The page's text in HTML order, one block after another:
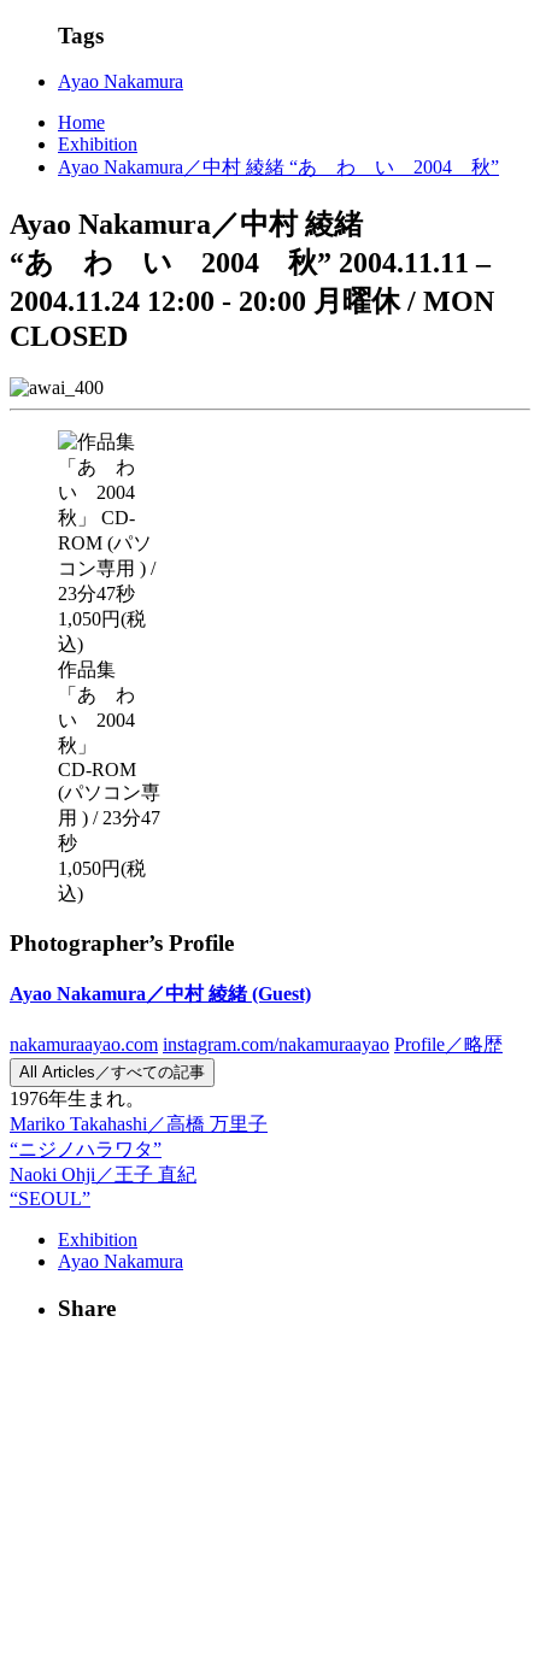
Tags
Ayao Nakamura
Home
Exhibition
Ayao Nakamura／中村 綾緒 “あ わ い 2004 秋”
Ayao Nakamura／中村 綾緒
“あ わ い 2004 秋” 2004.11.11 –
2004.11.24 12:00 - 20:00 月曜休 / MON
CLOSED
作品集
「あ わ
い 2004
秋」
CD-ROM
(パソコン専
用 ) / 23分47
秒
1,050円(税
込)
Photographer’s Profile
Ayao Nakamura／中村 綾緒(Guest)
nakamuraayao.com instagram.com/nakamuraayao Profile／略歴
All Articles／すべての記事
1976年生まれ。
Mariko Takahashi／高橋 万里子
“ニジノハラワタ”
Naoki Ohji／王子 直紀
“SEOUL”
Exhibition
Ayao Nakamura
Share